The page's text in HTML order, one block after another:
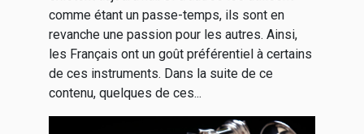
comme étant un passe-temps, ils sont en
revanche une passion pour les autres. Ainsi,
les Français ont un goût préférentiel à certains
de ces instruments. Dans la suite de ce
contenu, quelques de ces...